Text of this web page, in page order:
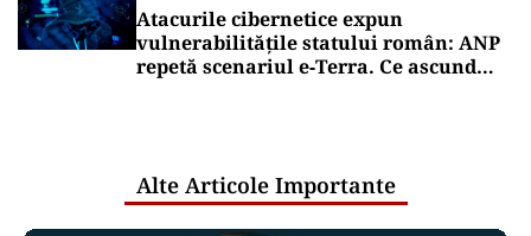
Atacurile cibernetice expun
vulnerabilitățile statului român: ANP
repetă scenariul e‑Terra. Ce ascund
Alte Articole Importante